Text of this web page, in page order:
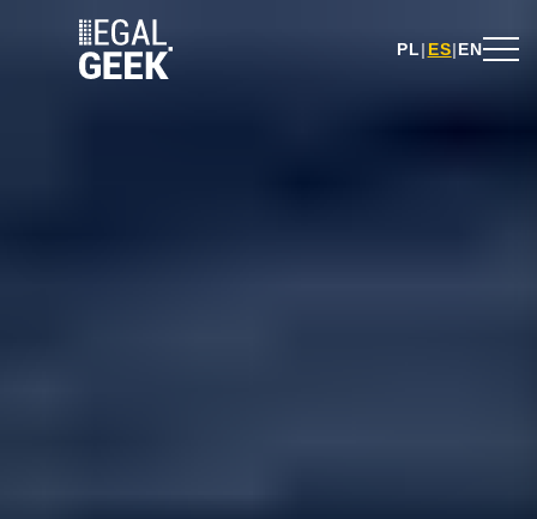
PL | ES| EN